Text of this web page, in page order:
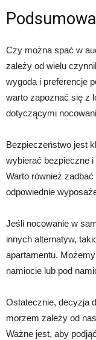
Czy można spać w
zależy od wielu
wygoda i preferencje
warto zapoznać się z
dotyczącymi
Bezpieczeństwo jest
wybierać bezpieczne
Warto również
odpowiednie
Jeśli nocowanie w
innych alternatyw,
apartamentu.
namiocie lub pod
Ostatecznie, decyzja
morzem zależy od
Ważne jest, aby